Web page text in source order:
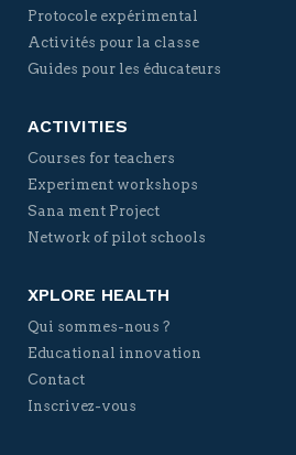
Protocole expérimental
Activités pour la classe
Guides pour les éducateurs
ACTIVITIES
Courses for teachers
Experiment workshops
Sana ment Project
Network of pilot schools
XPLORE HEALTH
Qui sommes-nous ?
Educational innovation
Contact
Inscrivez-vous